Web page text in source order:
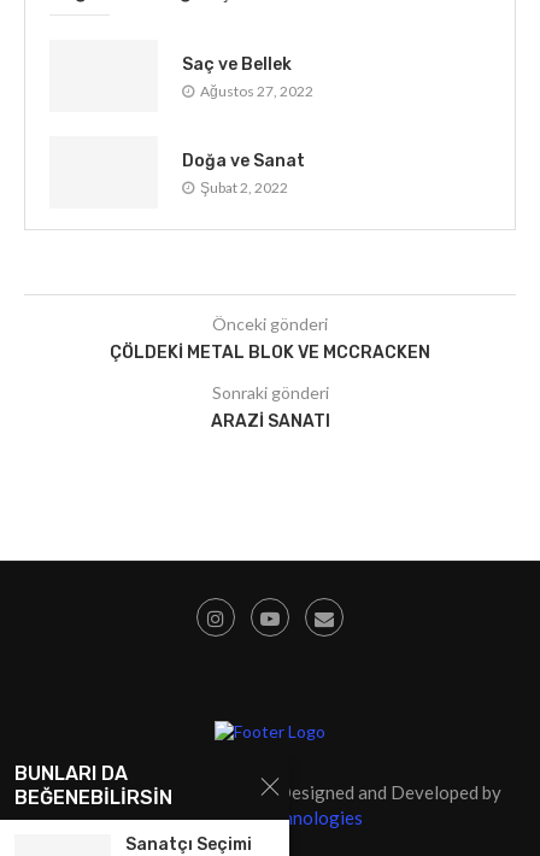
Saç ve Bellek
Ağustos 27, 2022
Doğa ve Sanat
Şubat 2, 2022
Önceki gönderi
ÇÖLDEKI METAL BLOK VE MCCRACKEN
Sonraki gönderi
ARAZI SANATI
@2009 - Tüm Hakları Saklıdır. Designed and Developed by
SolidSoft Technologies
BUNLARI DA
BEĞENEBILIRSIN
Sanatçı Seçimi